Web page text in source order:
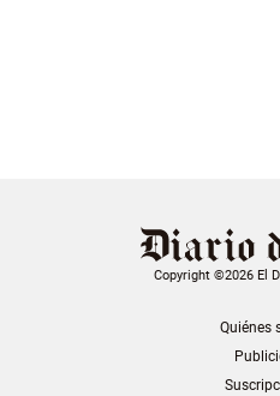
Copyright ©2026 El
Quiénes